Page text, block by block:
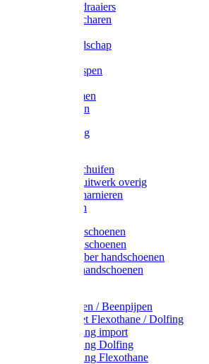
Schroevendraaiers
Tangen / Scharen
Meetgereedschap
Vijlen / Raspen
Lijmklemmen
Waterpassen
Bouwbeslag
Grendels/schuifen
Hang en sluitwerk overig
Hengen/scharnieren
Scharnieren
Latex handschoenen
Leren handschoenen
PVC / Rubber handschoenen
Katoenen handschoenen
Plukmouwen / Beenpijpen
Reparatieset Flexothane / Dolfing
Regenkleding import
Regenkleding Dolfing
Regenkleding Flexothane